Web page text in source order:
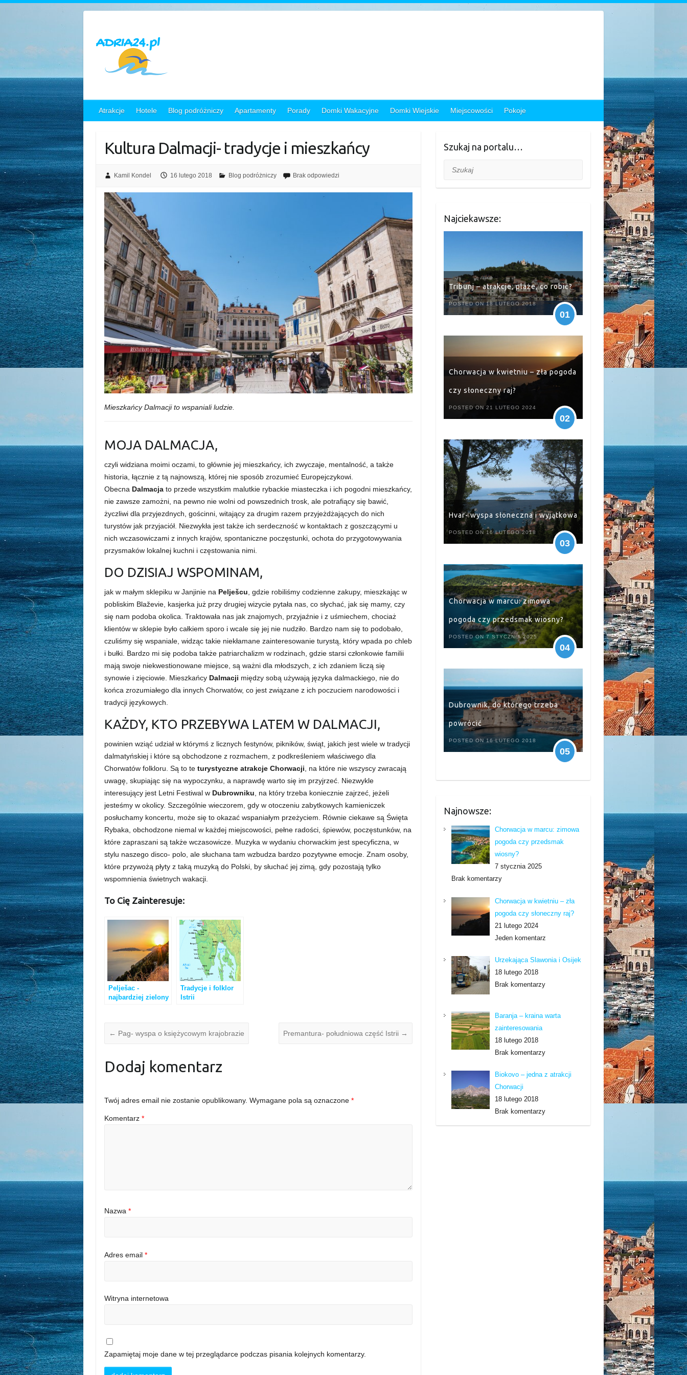
Atrakcje Hotele Blog podróżniczy Apartamenty Porady Domki Wakacyjne Domki Wiejskie Miejscowości Pokoje
Kultura Dalmacji- tradycje i mieszkańcy
Kamil Kondel 16 lutego 2018 Blog podróżniczy Brak odpowiedzi
Mieszkańcy Dalmacji to wspaniali ludzie.
MOJA DALMACJA,
czyli widziana moimi oczami, to głównie jej mieszkańcy, ich zwyczaje, mentalność, a także
historia, łącznie z tą najnowszą, której nie sposób zrozumieć Europejczykowi.
Obecna Dalmacja to przede wszystkim malutkie rybackie miasteczka i ich pogodni mieszkańcy,
nie zawsze zamożni, na pewno nie wolni od powszednich trosk, ale potrafiący się bawić,
życzliwi dla przyjezdnych, gościnni, witający za drugim razem przyjeżdżających do nich
turystów jak przyjaciół. Niezwykła jest także ich serdeczność w kontaktach z goszczącymi u
nich wczasowiczami z innych krajów, spontaniczne poczęstunki, ochota do przygotowywania
przysmaków lokalnej kuchni i częstowania nimi.
DO DZISIAJ WSPOMINAM,
jak w małym sklepiku w Janjinie na Pelješcu , gdzie robiliśmy codzienne zakupy, mieszkając w
pobliskim Blaževie, kasjerka już przy drugiej wizycie pytała nas, co słychać, jak się mamy, czy
się nam podoba okolica. Traktowała nas jak znajomych, przyjaźnie i z uśmiechem, chociaż
klientów w sklepie było całkiem sporo i wcale się jej nie nudziło. Bardzo nam się to podobało,
czuliśmy się wspaniale, widząc takie niekłamane zainteresowanie turystą, który wpada po chleb
i bułki. Bardzo mi się podoba także patriarchalizm w rodzinach, gdzie starsi członkowie familii
mają swoje niekwestionowane miejsce, są ważni dla młodszych, z ich zdaniem liczą się
synowie i zięciowie. Mieszkańcy Dalmacji między sobą używają języka dalmackiego, nie do
końca zrozumiałego dla innych Chorwatów, co jest związane z ich poczuciem narodowości i
tradycji językowych.
KAŻDY, KTO PRZEBYWA LATEM W DALMACJI,
powinien wziąć udział w którymś z licznych festynów, pikników, świąt, jakich jest wiele w tradycji
dalmatyńskiej i które są obchodzone z rozmachem, z podkreśleniem właściwego dla
Chorwatów folkloru. Są to teturystyczne atrakcje Chorwacji , na które nie wszyscy zwracają
uwagę, skupiając się na wypoczynku, a naprawdę warto się im przyjrzeć. Niezwykle
interesujący jest Letni Festiwal w Dubrowniku , na który trzeba koniecznie zajrzeć, jeżeli
jesteśmy w okolicy. Szczególnie wieczorem, gdy w otoczeniu zabytkowych kamieniczek
posłuchamy koncertu, może się to okazać wspaniałym przeżyciem. Równie ciekawe są Święta
Rybaka, obchodzone niemal w każdej miejscowości, pełne radości, śpiewów, poczęstunków, na
które zapraszani są także wczasowicze. Muzyka w wydaniu chorwackim jest specyficzna, w
stylu naszego disco- polo, ale słuchana tam wzbudza bardzo pozytywne emocje. Znam osoby,
które przywożą płyty z taką muzyką do Polski, by słuchać jej zimą, gdy pozostają tylko
wspomnienia świetnych wakacji.
To Cię Zainteresuje:
Pelješac -
najbardziej zielony
Tradycje i folklor
Istrii
← Pag- wyspa o księżycowym krajobrazie Premantura- południowa część Istrii →
Dodaj komentarz
Twój adres email nie zostanie opublikowany. Wymagane pola są oznaczone*
Komentarz*
Nazwa*
Adres email*
Witryna internetowa
Zapamiętaj moje dane w tej przeglądarce podczas pisania kolejnych komentarzy.
Szukaj na portalu…
Szukaj
Najciekawsze:
Tribunj – atrakcje, plaże, co robić?
POSTED ON 18 LUTEGO 2018
01
Chorwacja w kwietniu – zła pogoda
czy słoneczny raj?
POSTED ON 21 LUTEGO 2024
02
Hvar- wyspa słoneczna i wyjątkowa
POSTED ON 16 LUTEGO 2018
03
Chorwacja w marcu: zimowa
pogoda czy przedsmak wiosny?
POSTED ON 7 STYCZNIA 2025
04
Dubrownik, do którego trzeba
powrócić
POSTED ON 16 LUTEGO 2018
05
Najnowsze:
Chorwacja w marcu: zimowa
pogoda czy przedsmak
wiosny?
7 stycznia 2025
Brak komentarzy
Chorwacja w kwietniu – zła
pogoda czy słoneczny raj?
21 lutego 2024
Jeden komentarz
Urzekająca Slawonia i Osijek
18 lutego 2018
Brak komentarzy
Baranja – kraina warta
zainteresowania
18 lutego 2018
Brak komentarzy
Biokovo – jedna z atrakcji
Chorwacji
18 lutego 2018
Brak komentarzy